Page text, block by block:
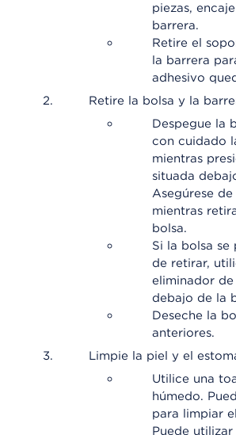
piezas,
barrera.
Retire el
la barrera
adhesivo
Retire la bolsa y la
Despegue la
con cuidado
mientras
situada
Asegúrese
mientras
bolsa.
Si la bolsa
de retirar,
eliminador de
debajo de la
Deseche la
anteriores.
Limpie la piel y el
Utilice una
húmedo.
para limpiar
Puede